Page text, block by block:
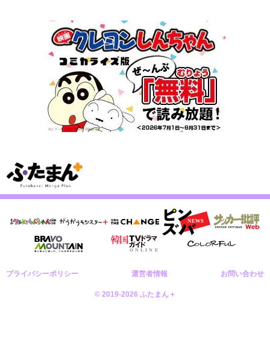
プライバシーポリシー 運営者情報 お問い合わせ
© 2019-2026 ふたまん＋